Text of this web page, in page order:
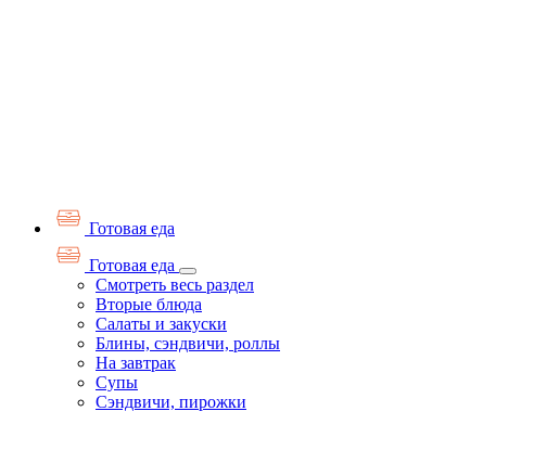
Готовая еда
Готовая еда
Смотреть весь раздел
Вторые блюда
Салаты и закуски
Блины, сэндвичи, роллы
На завтрак
Супы
Сэндвичи, пирожки